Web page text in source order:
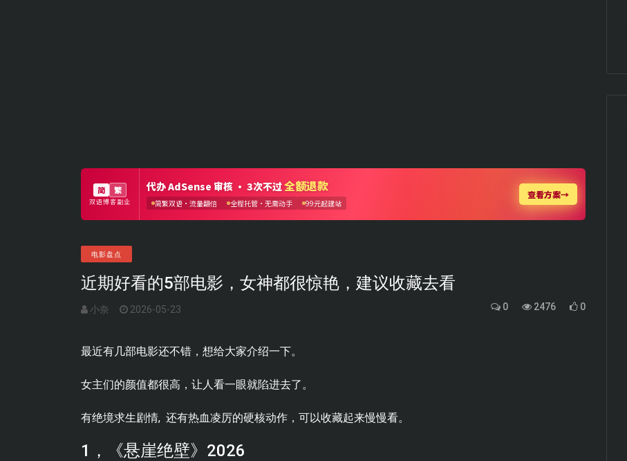
电影盘点
近期好看的5部电影，女神都很惊艳，建议收藏去看
小奈 2026-05-23 0 2476 0
最近有几部电影还不错，想给大家介绍一下。
女主们的颜值都很高，让人看一眼就陷进去了。
有绝境求生剧情, 还有热血凌厉的硬核动作，可以收藏起来慢慢看。
1，《悬崖绝壁》2026